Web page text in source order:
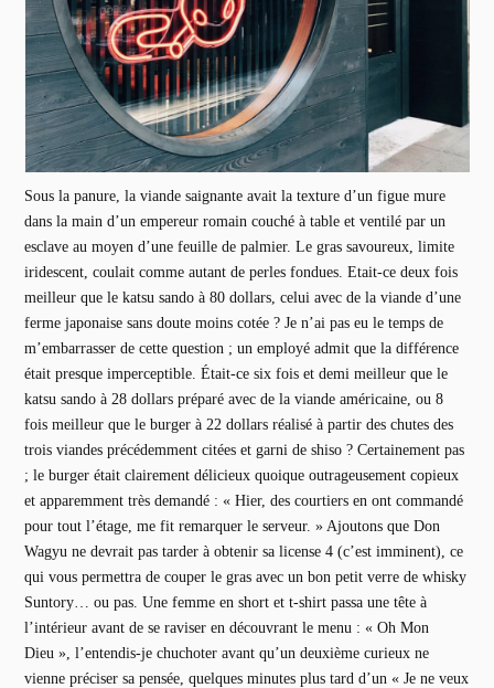
Sous la panure, la viande saignante avait la texture d’un figue mure
dans la main d’un empereur romain couché à table et ventilé par un
esclave au moyen d’une feuille de palmier. Le gras savoureux, limite
iridescent, coulait comme autant de perles fondues. Etait-ce deux fois
meilleur que le katsu sando à 80 dollars, celui avec de la viande d’une
ferme japonaise sans doute moins cotée ? Je n’ai pas eu le temps de
m’embarrasser de cette question ; un employé admit que la différence
était presque imperceptible. Était-ce six fois et demi meilleur que le
katsu sando à 28 dollars préparé avec de la viande américaine, ou 8
fois meilleur que le burger à 22 dollars réalisé à partir des chutes des
trois viandes précédemment citées et garni de shiso ? Certainement pas
; le burger était clairement délicieux quoique outrageusement copieux
et apparemment très demandé : « Hier, des courtiers en ont commandé
pour tout l’étage, me fit remarquer le serveur. » Ajoutons que Don
Wagyu ne devrait pas tarder à obtenir sa license 4 (c’est imminent), ce
qui vous permettra de couper le gras avec un bon petit verre de whisky
Suntory… ou pas. Une femme en short et t-shirt passa une tête à
l’intérieur avant de se raviser en découvrant le menu : « Oh Mon
Dieu », l’entendis-je chuchoter avant qu’un deuxième curieux ne
vienne préciser sa pensée, quelques minutes plus tard d’un « Je ne veux